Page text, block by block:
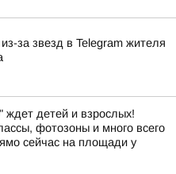
за звезд в Telegram жителя
ждет детей и взрослых!
фотозоны и много всего
сейчас на площади у